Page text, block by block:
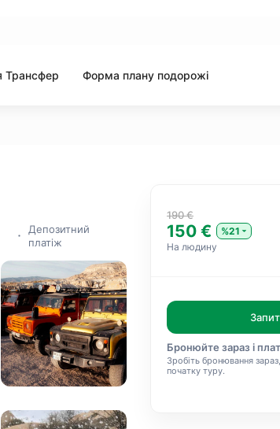
Трансфер Форма плану подорожі
Депозитний
платіж
190 €
150 €
%21
На людину
Бронюйте зараз і
Зробіть бронювання
початку туру.